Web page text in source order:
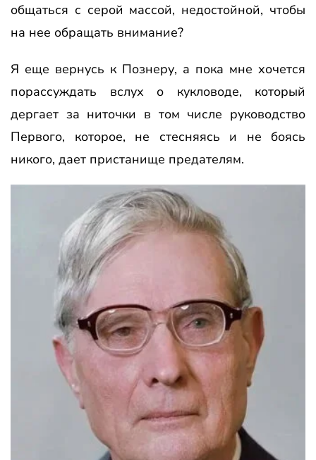
общаться с серой массой, недостойной, чтобы
на нее обращать внимание?
Я еще вернусь к Познеру, а пока мне хочется
порассуждать вслух о кукловоде, который
дергает за ниточки в том числе руководство
Первого, которое, не стесняясь и не боясь
никого, дает пристанище предателям.